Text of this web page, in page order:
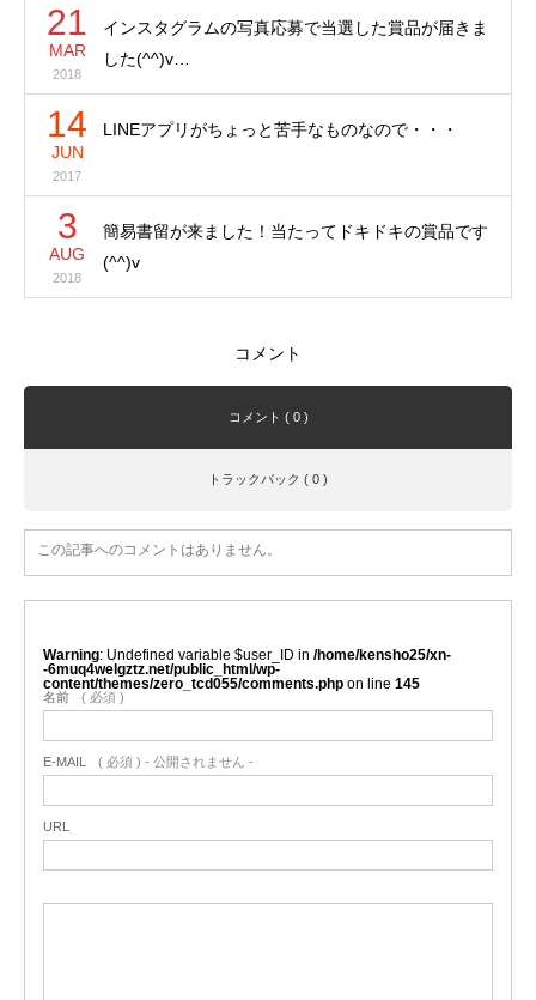
21
MAR
2018
インスタグラムの写真応募で当選した賞品が届きま
した(^^)v…
14
JUN
2017
LINEアプリがちょっと苦手なものなので・・・
3
AUG
2018
簡易書留が来ました！当たってドキドキの賞品です
(^^)v
コメント
コメント ( 0 )
トラックバック ( 0 )
この記事へのコメントはありません。
Warning : Undefined variable $user_ID in /home/kensho25/xn-
-6muq4welgztz.net/public_html/wp-
content/themes/zero_tcd055/comments.php on line 145
名前 ( 必須 )
E-MAIL ( 必須 ) - 公開されません -
URL